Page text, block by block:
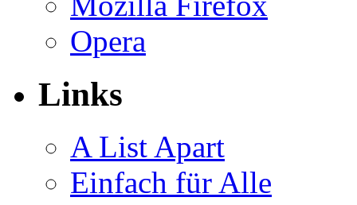
Opera
Links
A List Apart
Einfach für Alle